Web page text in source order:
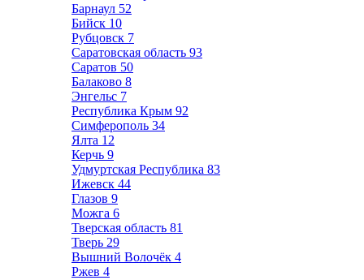
Барнаул 52
Бийск 10
Рубцовск 7
Саратовская область 93
Саратов 50
Балаково 8
Энгельс 7
Республика Крым 92
Симферополь 34
Ялта 12
Керчь 9
Удмуртская Республика 83
Ижевск 44
Глазов 9
Можга 6
Тверская область 81
Тверь 29
Вышний Волочёк 4
Ржев 4